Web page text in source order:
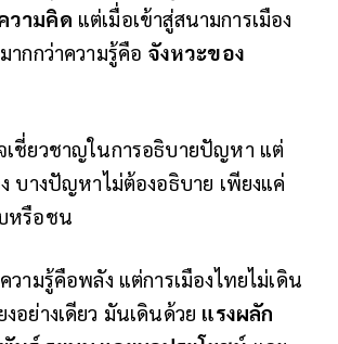
วามคิด แต่เมื่อเข้าสู่สนามการเมือง
ากกว่าความรู้คือ จังหวะของ
เชี่ยวชาญในการอธิบายปัญหา แต่
บางปัญหาไม่ต้องอธิบาย เพียงแค่
หรือชน
วามรู้คือพลัง แต่การเมืองไทยไม่เดิน
อย่างเดียว มันเดินด้วย แรงผลัก